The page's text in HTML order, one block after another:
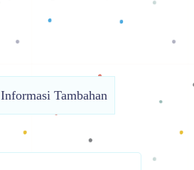
Informasi Tambahan